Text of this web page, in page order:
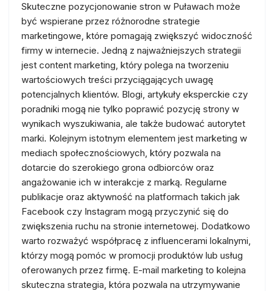
Skuteczne pozycjonowanie stron w Puławach może
być wspierane przez różnorodne strategie
marketingowe, które pomagają zwiększyć widoczność
firmy w internecie. Jedną z najważniejszych strategii
jest content marketing, który polega na tworzeniu
wartościowych treści przyciągających uwagę
potencjalnych klientów. Blogi, artykuły eksperckie czy
poradniki mogą nie tylko poprawić pozycję strony w
wynikach wyszukiwania, ale także budować autorytet
marki. Kolejnym istotnym elementem jest marketing w
mediach społecznościowych, który pozwala na
dotarcie do szerokiego grona odbiorców oraz
angażowanie ich w interakcje z marką. Regularne
publikacje oraz aktywność na platformach takich jak
Facebook czy Instagram mogą przyczynić się do
zwiększenia ruchu na stronie internetowej. Dodatkowo
warto rozważyć współpracę z influencerami lokalnymi,
którzy mogą pomóc w promocji produktów lub usług
oferowanych przez firmę. E-mail marketing to kolejna
skuteczna strategia, która pozwala na utrzymywanie